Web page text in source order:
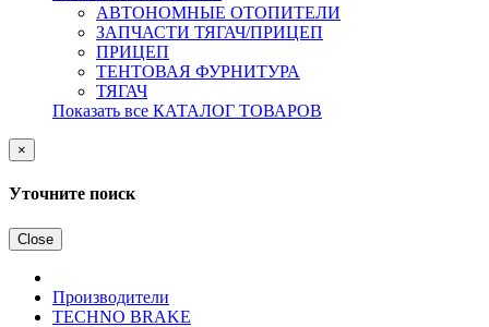
АВТОНОМНЫЕ ОТОПИТЕЛИ
ЗАПЧАСТИ ТЯГАЧ/ПРИЦЕП
ПРИЦЕП
ТЕНТОВАЯ ФУРНИТУРА
ТЯГАЧ
Показать все КАТАЛОГ ТОВАРОВ
×
Уточните поиск
Close
Производители
TECHNO BRAKE